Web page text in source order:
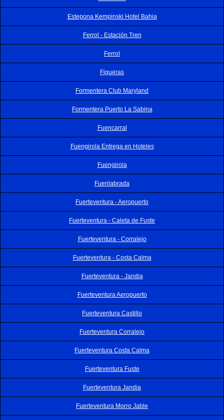
Estepona Kempinski Hotel Bahia
Ferrol - Estación Tren
Ferrol
Figueras
Formentera Club Maryland
Formentera Puerto La Sabina
Fuencarral
Fuengirola Entrega en Hoteles
Fuengirola
Fuenlabrada
Fuerteventura - Aeropuerto
Fuerteventura - Caleta de Fuste
Fuerteventura - Corralejo
Fuerteventura - Costa Calma
Fuerteventura - Jandia
Fuerteventura Aeropuerto
Fuerteventura Castillo
Fuerteventura Corralejo
Fuerteventura Costa Calma
Fuerteventura Fuste
Fuerteventura Jandia
Fuerteventura Morro Jable